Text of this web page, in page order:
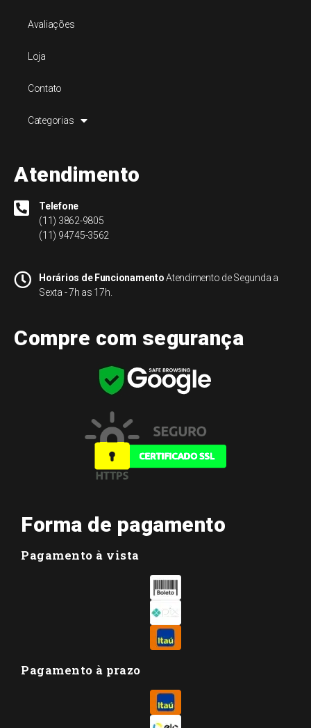
Avaliações
Loja
Contato
Categorias
Atendimento
Telefone
(11) 3862-9805
(11) 94745-3562
Horários de FuncionamentoAtendimento de Segunda a
Sexta - 7h as 17h.
Compre com segurança
Forma de pagamento
Pagamento à vista
Pagamento à prazo